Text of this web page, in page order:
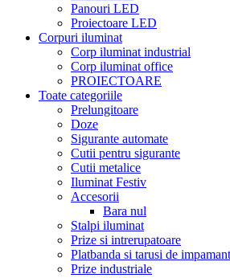
Panouri LED
Proiectoare LED
Corpuri iluminat
Corp iluminat industrial
Corp iluminat office
PROIECTOARE
Toate categoriile
Prelungitoare
Doze
Sigurante automate
Cutii pentru sigurante
Cutii metalice
Iluminat Festiv
Accesorii
Bara nul
Stalpi iluminat
Prize si intrerupatoare
Platbanda si tarusi de
Prize industriale